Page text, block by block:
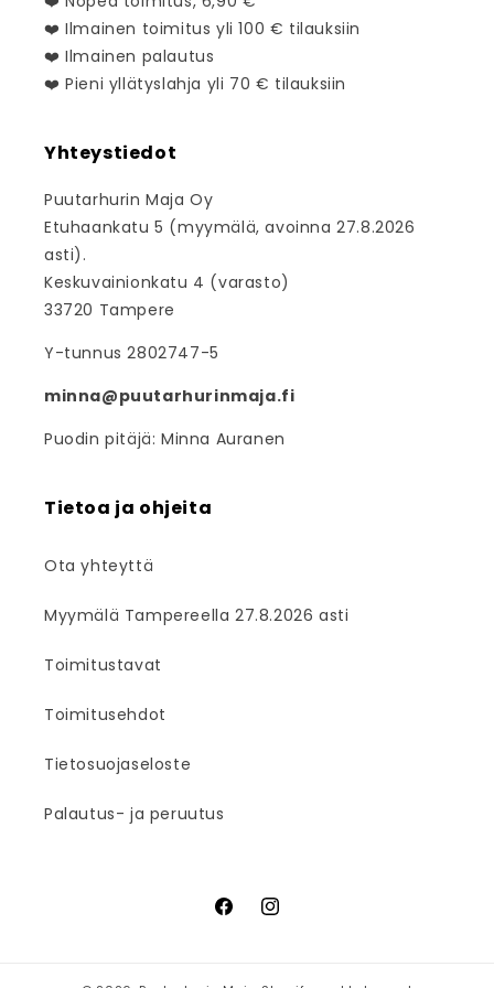
❤️ Ilmainen toimitus yli 100 € tilauksiin
❤️ Ilmainen palautus
❤️ Pieni yllätyslahja yli 70 € tilauksiin
Yhteystiedot
Puutarhurin Maja Oy
Etuhaankatu 5 (myymälä, avoinna 27.8.2026
asti).
Keskuvainionkatu 4 (varasto)
33720 Tampere
Y-tunnus 2802747-5
minna@puutarhurinmaja.fi
Puodin pitäjä: Minna Auranen
Tietoa ja ohjeita
Ota yhteyttä
Myymälä Tampereella 27.8.2026 asti
Toimitustavat
Toimitusehdot
Tietosuojaseloste
Palautus- ja peruutus
FacebookInstagram